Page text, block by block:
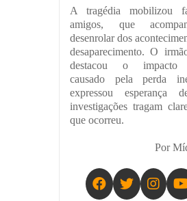
A tragédia mobilizou
amigos, que
desenrolar dos
desaparecimento. O
destacou o impacto
causado pela perda
expressou esperança
investigações tragam
que ocorreu.
Por